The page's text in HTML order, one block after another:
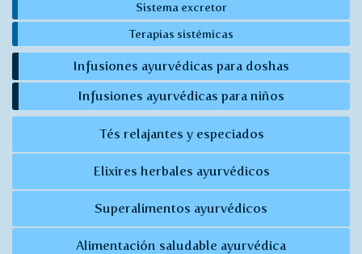
Sistema excretor
Terapias sistémicas
Infusiones ayurvédicas para doshas
Infusiones ayurvédicas para niños
Tés relajantes y especiados
Elixires herbales ayurvédicos
Superalimentos ayurvédicos
Alimentación saludable ayurvédica